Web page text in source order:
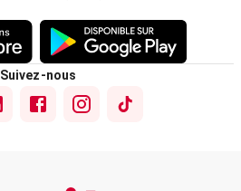
Suivez-nous